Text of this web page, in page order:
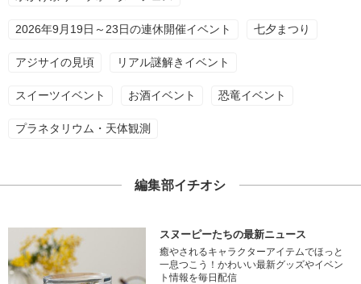
2026年9月19日～23日の連休開催イベント 七夕まつり
アジサイの見頃 リアル謎解きイベント
スイーツイベント お酒イベント 恐竜イベント
プラネタリウム・天体観測
編集部イチオシ
スヌーピーたちの最新ニュース
癒やされるキャラクターアイテムでほっと
一息つこう！かわいい最新グッズやイベン
ト情報を毎日配信